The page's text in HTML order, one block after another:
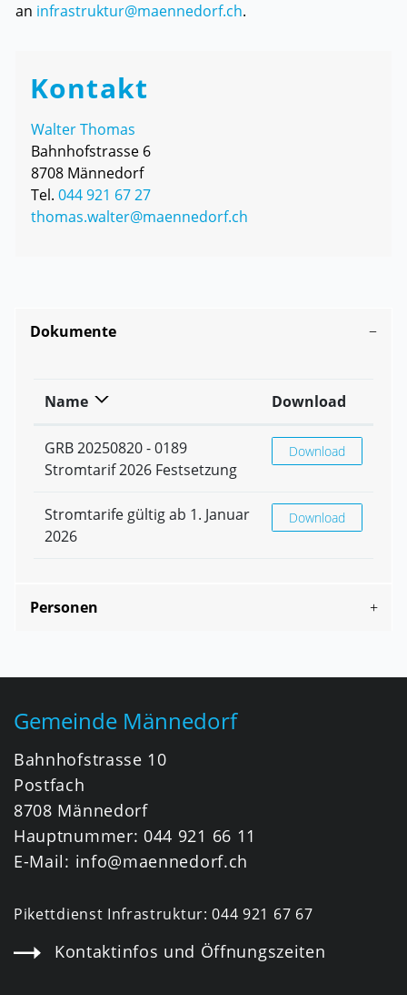
an infrastruktur@maennedorf.ch.
Kontakt
Walter Thomas
Bahnhofstrasse 6
8708 Männedorf
Tel. 044 921 67 27
thomas.walter@maennedorf.ch
Dokumente
Name Download
GRB 20250820 - 0189
Stromtarif 2026 Festsetzung
GRB 20250820 -
Download
Stromtarife gültig ab 1. Januar
2026
Stromtarife gültig ab
Download
Personen
Gemeinde Männedorf
Bahnhofstrasse 10
Postfach
8708 Männedorf
Hauptnummer: 044 921 66 11
E-Mail: info@maennedorf.ch
Pikettdienst Infrastruktur:044 921 67 67
Kontaktinfos und Öffnungszeiten